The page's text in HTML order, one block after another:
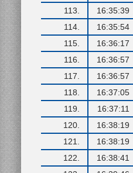
113.
16:35:39
114.
16:35:54
115.
16:36:17
116.
16:36:57
117.
16:36:57
118.
16:37:05
119.
16:37:11
120.
16:38:19
121.
16:38:19
122.
16:38:41